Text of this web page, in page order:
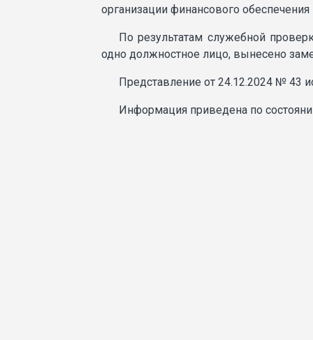
организации финансового
По результатам служебной
одно должностное лицо, вынесено
Представление от 24.12.2024 № 43
Информация приведена по